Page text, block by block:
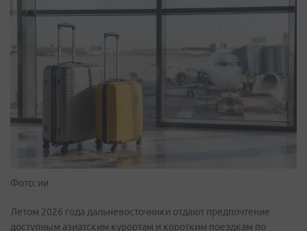
Фото: ии
Летом 2026 года дальневосточники отдают предпочтение
доступным азиатским курортам и коротким поездкам по